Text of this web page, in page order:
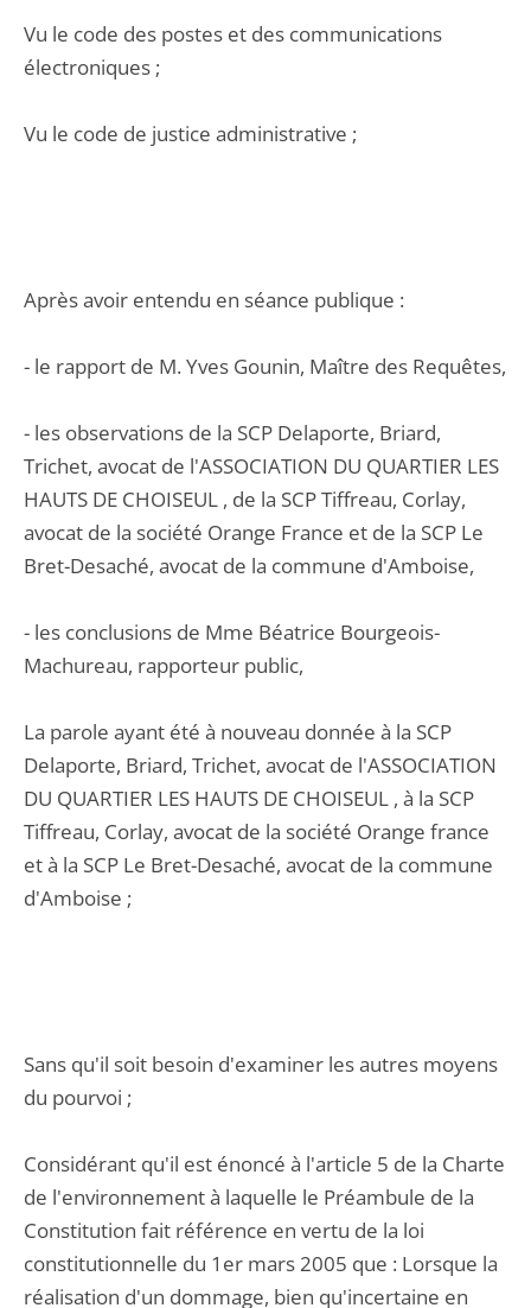
Vu le code des postes et des communications
électroniques ;
Vu le code de justice administrative ;
Après avoir entendu en séance publique :
- le rapport de M. Yves Gounin, Maître des Requêtes,
- les observations de la SCP Delaporte, Briard,
Trichet, avocat de l'ASSOCIATION DU QUARTIER LES
HAUTS DE CHOISEUL , de la SCP Tiffreau, Corlay,
avocat de la société Orange France et de la SCP Le
Bret-Desaché, avocat de la commune d'Amboise,
- les conclusions de Mme Béatrice Bourgeois-
Machureau, rapporteur public,
La parole ayant été à nouveau donnée à la SCP
Delaporte, Briard, Trichet, avocat de l'ASSOCIATION
DU QUARTIER LES HAUTS DE CHOISEUL , à la SCP
Tiffreau, Corlay, avocat de la société Orange france
et à la SCP Le Bret-Desaché, avocat de la commune
d'Amboise ;
Sans qu'il soit besoin d'examiner les autres moyens
du pourvoi ;
Considérant qu'il est énoncé à l'article 5 de la Charte
de l'environnement à laquelle le Préambule de la
Constitution fait référence en vertu de la loi
constitutionnelle du 1er mars 2005 que : Lorsque la
réalisation d'un dommage, bien qu'incertaine en